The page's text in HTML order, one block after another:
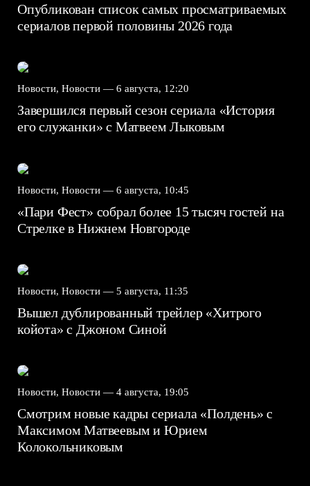
Опубликован список самых просматриваемых
сериалов первой половины 2026 года
Новости, Новости — 6 августа, 12:20
Завершился первый сезон сериала «История
его служанки» с Матвеем Лыковым
Новости, Новости — 6 августа, 10:45
«Пари Фест» собрал более 15 тысяч гостей на
Стрелке в Нижнем Новгороде
Новости, Новости — 5 августа, 11:35
Вышел дублированный трейлер «Хитрого
койота» с Джоном Синой
Новости, Новости — 4 августа, 19:05
Смотрим новые кадры сериала «Полдень» с
Максимом Матвеевым и Юрием
Колокольниковым